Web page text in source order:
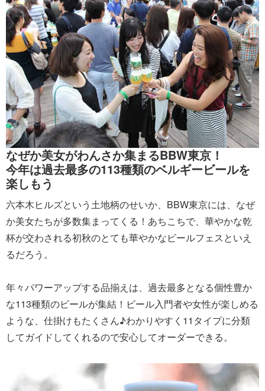
なぜか美女がわんさか集まるBBW東京！
今年は過去最多の113種類のベルギービールを
楽しもう
六本木ヒルズという土地柄のせいか、BBW東京には、なぜ
か美女たちが多数集まってくる！あちこちで、華やかな乾
杯が交わされる初秋のとても華やかなビールフェスといえ
るだろう。
年々パワーアップする品揃えは、過去最多となる個性豊か
な113種類のビールが集結！ビール入門者や女性が楽しめる
ような、仕掛けもたくさん♪わかりやすく11タイプに分類
してガイドしてくれるので安心してオーダーできる。